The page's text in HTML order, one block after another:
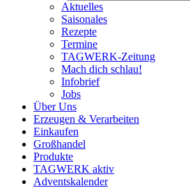
Aktuelles
Saisonales
Rezepte
Termine
TAGWERK-Zeitung
Mach dich schlau!
Infobrief
Jobs
Über Uns
Erzeugen & Verarbeiten
Einkaufen
Großhandel
Produkte
TAGWERK aktiv
Adventskalender